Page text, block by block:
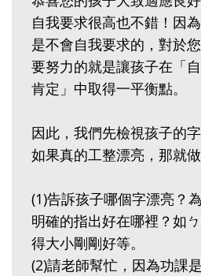
自我要求很高也不錯！因
是不會自我要求的，對於
要努力的就是讓孩子在「
肯定」中取得一平衡點。
因此，我們先檢視孩子的
如果真的工整漂亮，那就做
(1)告訴孩子哪個字漂亮？
明確的指出好在哪裡？如
得大小剛剛好等。
(2)請老師幫忙，因為功課